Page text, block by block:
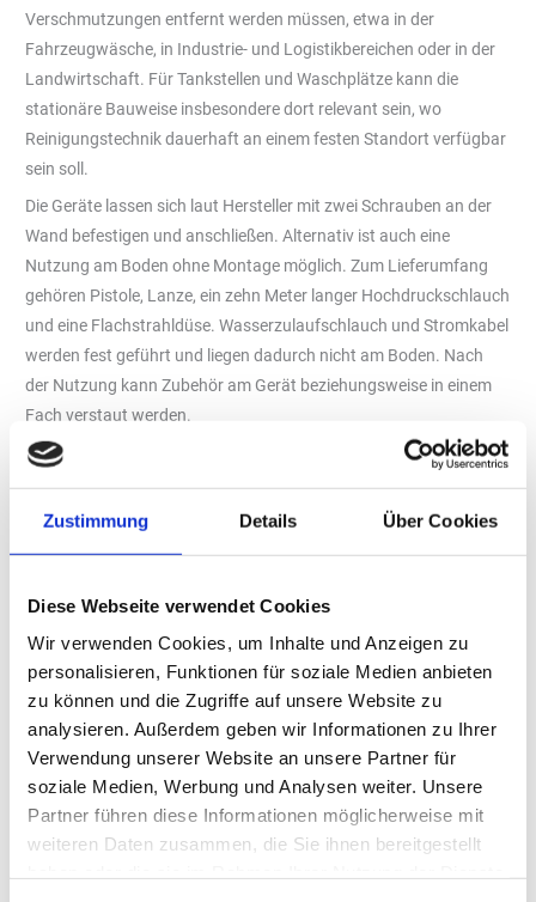
Zustimmung Details Über Cookies
Diese Webseite verwendet Cookies
Wir verwenden Cookies, um Inhalte und Anzeigen zu
personalisieren, Funktionen für soziale Medien anbieten
zu können und die Zugriffe auf unsere Website zu
analysieren. Außerdem geben wir Informationen zu Ihrer
Verwendung unserer Website an unsere Partner für
soziale Medien, Werbung und Analysen weiter. Unsere
Partner führen diese Informationen möglicherweise mit
weiteren Daten zusammen, die Sie ihnen bereitgestellt
Verschmutzungen entfernt werden müssen, etwa in der
Fahrzeugwäsche, in Industrie- und Logistikbereichen oder in der
Landwirtschaft. Für Tankstellen und Waschplätze kann die
stationäre Bauweise insbesondere dort relevant sein, wo
Reinigungstechnik dauerhaft an einem festen Standort verfügbar
sein soll.
Die Geräte lassen sich laut Hersteller mit zwei Schrauben an der
Wand befestigen und anschließen. Alternativ ist auch eine
Nutzung am Boden ohne Montage möglich. Zum Lieferumfang
gehören Pistole, Lanze, ein zehn Meter langer Hochdruckschlauch
und eine Flachstrahldüse. Wasserzulaufschlauch und Stromkabel
werden fest geführt und liegen dadurch nicht am Boden. Nach
der Nutzung kann Zubehör am Gerät beziehungsweise in einem
Fach verstaut werden.
Drei Modelle mit bis zu 210 bar
Classic“, „HD 9/18-4 M Classic“ und „HD 10/21-4 M Classic“
pro Stunde. Wenn am Zulauf Warmwasser verfügbar ist, kann
dieses bis zu einer Temperatur von 60 Grad Celsius genutzt
Druck und Wassermenge lassen sich an der Pumpe regulieren.
Für die Wartung sollen die relevanten Komponenten gut
zugänglich sein. Zur Ausstattung zählen ein großer Wasserfilter,
ein Stahlrohrrahmen, ein langsam laufender 4-poliger
Elektromotor sowie eine Kurbelwellenpumpe mit Keramikkolben.
Das „Easy!Lock“-Adaptersystem ermöglicht den Wechsel oder die
Ergänzung von Zubehör, etwa durch eine automatische